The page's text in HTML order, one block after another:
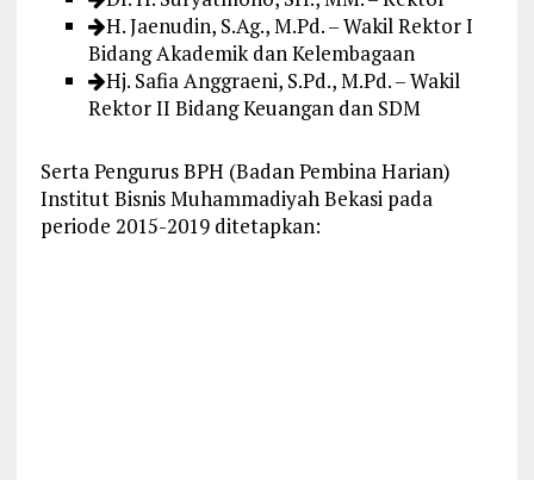
H. Jaenudin, S.Ag., M.Pd. – Wakil Rektor I
Bidang Akademik dan Kelembagaan
Hj. Safia Anggraeni, S.Pd., M.Pd. – Wakil
Rektor II Bidang Keuangan dan SDM
Serta Pengurus BPH (Badan Pembina Harian)
Institut Bisnis Muhammadiyah Bekasi pada
periode 2015-2019 ditetapkan: